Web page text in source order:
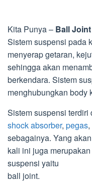
Kita Punya – Ball
Sistem suspensi pada
menyerap getaran,
sehingga akan
berkendara. Sistem
menghubungkan body
Sistem suspensi terdiri
shock absorber, pegas
sebagainya. Yang
kali ini juga
suspensi yaitu
ball joint.